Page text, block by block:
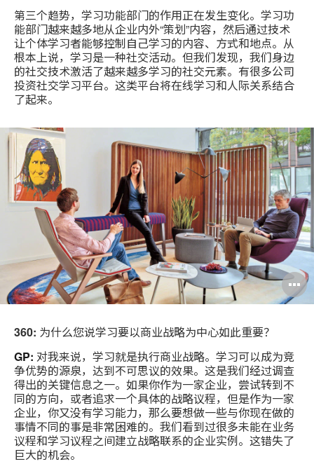
第三个趋势，学习功能部门的作用正在发生变化。学习功
能部门越来越多地从企业内外“策划”内容，然后通过技术
让个体学习者能够控制自己学习的内容、方式和地点。从
根本上说，学习是一种社交活动。但我们发现，我们身边
的社交技术激活了越来越多学习的社交元素。有很多公司
投资社交学习平台。这类平台将在线学习和人际关系结合
了起来。
360: 为什么您说学习要以商业战略为中心如此重要？
GP: 对我来说，学习就是执行商业战略。学习可以成为竞
争优势的源泉，达到不可思议的效果。这是我们经过调查
得出的关键信息之一。如果你作为一家企业，尝试转到不
同的方向，或者追求一个具体的战略议程，但是作为一家
企业，你又没有学习能力，那么要想做一些与你现在做的
事情不同的事是非常困难的。我们看到过很多未能在业务
议程和学习议程之间建立战略联系的企业实例。这错失了
巨大的机会。